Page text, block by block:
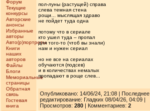
Форум
Текущие
конкурсы
Авторские
анонсы
Избранные
авторы
Авто(р)портреты
Книги
наших
авторов
Файлы
Блоги
Мемориальные
страницы
Обратная
связь
Гостевая
книга
пол-луны (растущей) справа
слева темная стена
рощи... мыслящая здраво
не пойдет туда одна
потому что в сериале
кто ушел туда – пропал
для того-то (чтоб вы знали)
нам и нужен сериал
но не все на сериалах
обучаются (подсев)
и в количествах немалых
пропадают в роще слев...
Опубликовано: 14/06/24, 21:08 | Последнее
редактирование: Гладких 08/04/26, 04:09 |
Просмотров: 280| Комментариев: 2